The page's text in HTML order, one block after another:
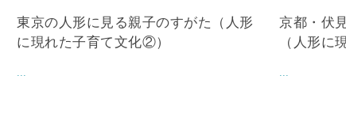
東京の人形に見る親子のすがた（人形
に現れた子育て文化②）
...
京都・伏
（人形に
...